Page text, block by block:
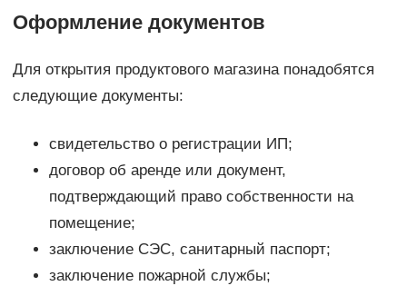
Оформление документов
Для открытия продуктового магазина понадобятся
следующие документы:
свидетельство о регистрации ИП;
договор об аренде или документ,
подтверждающий право собственности на
помещение;
заключение СЭС, санитарный паспорт;
заключение пожарной службы;